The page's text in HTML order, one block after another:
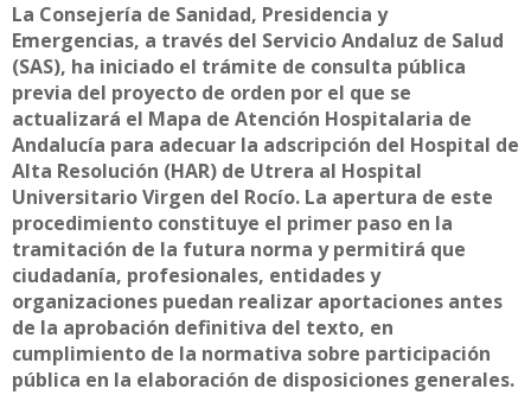
La Consejería de Sanidad, Presidencia y
Emergencias, a través del Servicio Andaluz de Salud
(SAS), ha iniciado el trámite de consulta pública
previa del proyecto de orden por el que se
actualizará el Mapa de Atención Hospitalaria de
Andalucía para adecuar la adscripción del Hospital de
Alta Resolución (HAR) de Utrera al Hospital
Universitario Virgen del Rocío. La apertura de este
procedimiento constituye el primer paso en la
tramitación de la futura norma y permitirá que
ciudadanía, profesionales, entidades y
organizaciones puedan realizar aportaciones antes
de la aprobación definitiva del texto, en
cumplimiento de la normativa sobre participación
pública en la elaboración de disposiciones generales.